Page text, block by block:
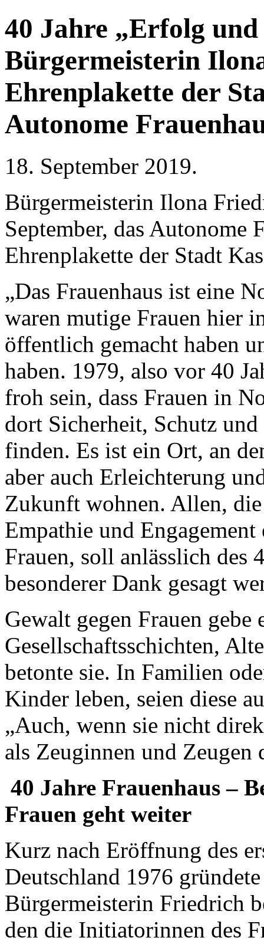
40 Jahre „Erfolg
Bürgermeisterin
Ehrenplakette der
Autonome
18. September 2019.
Bürgermeisterin Ilona
September, das Autonome
Ehrenplakette der Stadt
„Das Frauenhaus ist eine
waren mutige Frauen hier
öffentlich gemacht haben
haben. 1979, also vor 40
froh sein, dass Frauen in
dort Sicherheit, Schutz
finden. Es ist ein Ort, an
aber auch Erleichterung
Zukunft wohnen. Allen,
Empathie und
Frauen, soll anlässlich des
besonderer Dank gesagt
Gewalt gegen Frauen gebe
Gesellschaftsschichten,
betonte sie. In Familien
Kinder leben, seien diese
„Auch, wenn sie nicht
als Zeuginnen und
40 Jahre Frauenhaus –
Frauen geht weiter
Kurz nach Eröffnung des
Deutschland 1976
Bürgermeisterin Friedrich
den die Initiatorinnen des